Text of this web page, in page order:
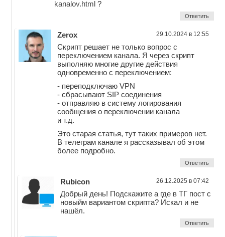
kanalov.html ?
Ответить
Zerox 29.10.2024 в 12:55
Скрипт решает не только вопрос с
переключением канала. Я через скрипт
выполняю многие другие действия
одновременно с переключением:
- переподключаю VPN
- сбрасывают SIP соединения
- отправляю в систему логирования
сообщения о переключении канала
и т.д.
Это старая статья, тут таких примеров нет.
В телеграм канале я рассказывал об этом
более подробно.
Ответить
Rubicon 26.12.2025 в 07:42
Добрый день! Подскажите а где в ТГ пост с
новыйм вариантом скрипта? Искал и не
нашёл.
Ответить